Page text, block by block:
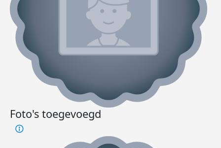
Foto's toegevoegd